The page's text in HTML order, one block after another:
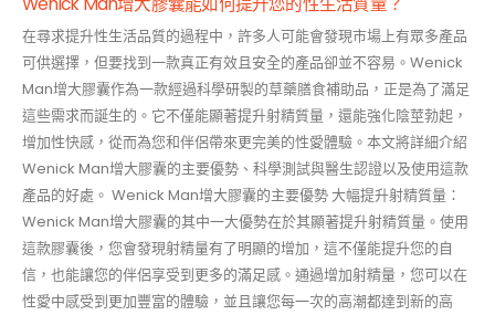
在尋求提升性生活品質的過程中，許多人可能會發現市場上有眾多產品
可供選擇，但要找到一款真正有效且安全的產品卻並不容易。Wenick
Man增大膠囊作為一款經過科學研製的草藥膳食補助品，正是為了滿足
這些需求而誕生的。它不僅能顯著提升射精質量，還能強化陰莖勃起，
增加性快感，從而為您和伴侶帶來更完美的性愛體驗。本文將詳細介紹
Wenick Man增大膠囊的主要優勢、科學測試與醫生認證以及使用這款
產品的好處。 Wenick Man增大膠囊的主要優勢 大幅提升射精質量：
Wenick Man增大膠囊的其中一大優勢在於其顯著提升射精質量。使用
這款膠囊後，您會發現射精量有了明顯的增加，這不僅能提升您的自
信，也能讓您的伴侶享受到更多的滿足感。通過增加射精量，您可以在
性愛中感受到更加豐富的體驗，並且讓您每一次的高潮都達到新的高